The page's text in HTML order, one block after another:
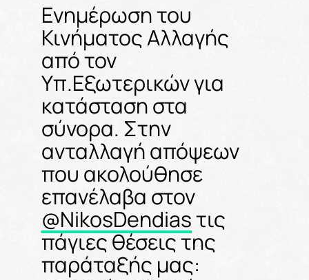
Ενημέρωση του
Κινήματος Αλλαγής
από τον
Υπ.Εξωτερικών για
κατάσταση στα
σύνορα. Στην
ανταλλαγή απόψεων
που ακολούθησε
επανέλαβα στον
@NikosDendiasτις
πάγιες θέσεις της
παράταξής μας: